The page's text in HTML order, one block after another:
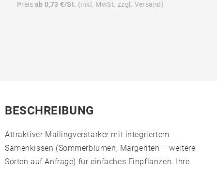
Preis ab 0,73 €/St. (inkl. MwSt. zzgl. Versand)
BESCHREIBUNG
Attraktiver Mailingverstärker mit integriertem
Samenkissen (Sommerblumen, Margeriten – weitere
Sorten auf Anfrage) für einfaches Einpflanzen. Ihre